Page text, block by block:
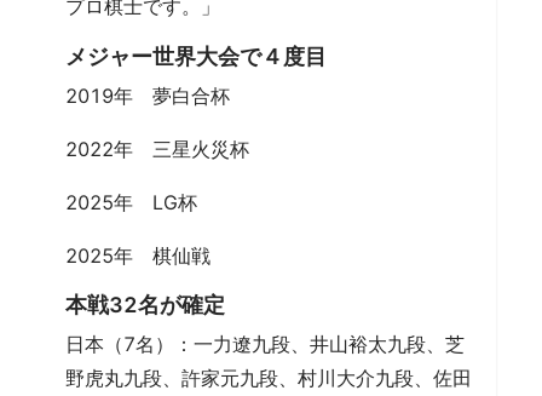
プロ棋士です。」
メジャー世界大会で４度目
2019年 夢白合杯
2022年 三星火災杯
2025年 LG杯
2025年 棋仙戦
本戦32名が確定
日本（7名）：一力遼九段、井山裕太九段、芝
野虎丸九段、許家元九段、村川大介九段、佐田